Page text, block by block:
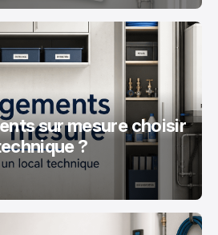
sur mesure choisir
?